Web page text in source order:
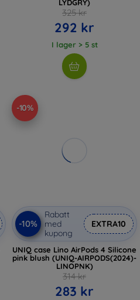
LYDGRY)
325 kr
292 kr
I lager > 5 st
-10%
-10%
Rabatt
med
kupong
EXTRA10
UNIQ case Lino AirPods 4 Silicone
pink blush (UNIQ-AIRPODS(2024)-
LINOPNK)
314 kr
283 kr